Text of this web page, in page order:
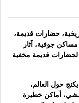
حضارات قديمة،
جوفية، آثار
قديمة مخفية
حول العالم،
أماكن خطيرة